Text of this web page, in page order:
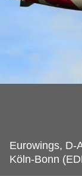
Eurowings, D-
Köln-Bonn